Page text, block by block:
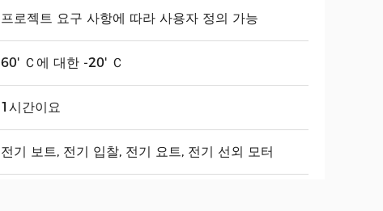
프로젝트 요구 사항에 따라 사용자 정의 가능
60' Ｃ에 대한 -20' Ｃ
1시간이요
전기 보트, 전기 입찰, 전기 요트, 전기 선외 모터